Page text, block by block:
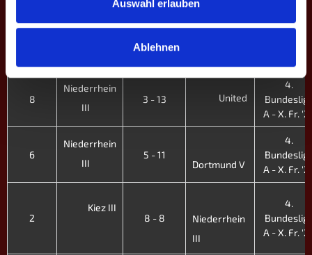
Auswahl erlauben
Ablehnen
Balkan
4.
8
Niederrhein
III
3 - 13 United
4.
A - X. Fr.
6
Niederrhein
III
5 - 11
Dortmund V
4.
A - X. Fr.
2
Kiez III
8 - 8
Niederrhein
III
4.
A - X. Fr.